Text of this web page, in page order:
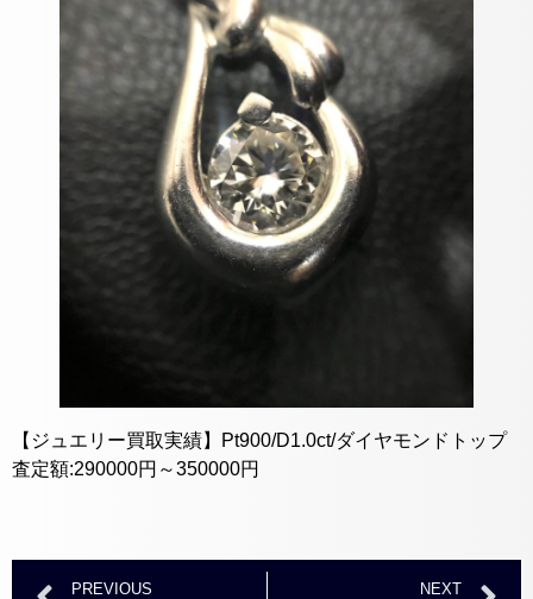
【ジュエリー買取実績】Pt900/D1.0ct/ダイヤモンドトップ
査定額:290000円～350000円
PREVIOUS NEXT